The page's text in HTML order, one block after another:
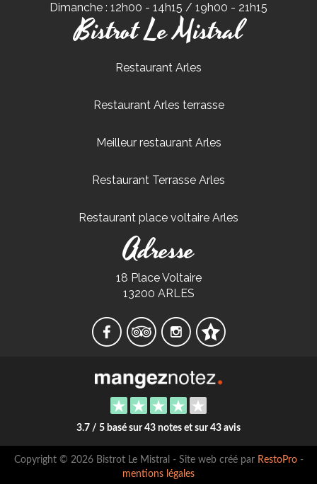
Dimanche : 12h00 - 14h15 / 19h00 - 21h15
Bistrot Le Mistral
Restaurant Arles
Restaurant Arles terrasse
Meilleur restaurant Arles
Restaurant Terrasse Arles
Restaurant place voltaire Arles
Adresse
18 Place Voltaire
13200 ARLES
3.7 / 5 basé sur 43 notes et sur 43 avis
Copyright © 2026 Bistrot Le Mistral - Site web créé par RestoPro-
mentions légales